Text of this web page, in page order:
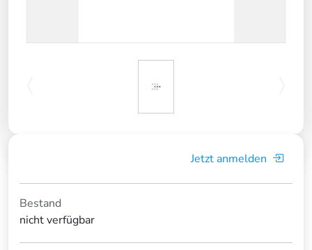
Jetzt anmelden
Bestand
nicht verfügbar